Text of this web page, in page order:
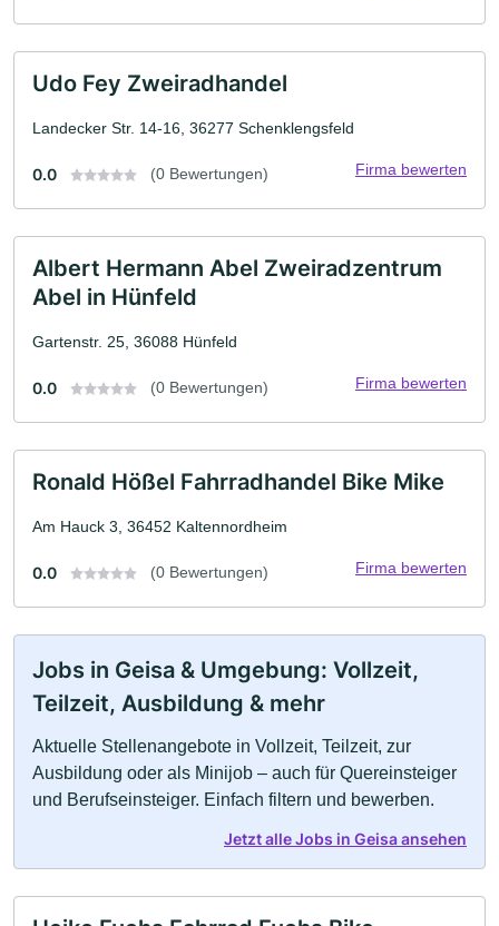
Udo Fey Zweiradhandel
Landecker Str. 14-16, 36277 Schenklengsfeld
0.0 (0 Bewertungen) Firma bewerten
Albert Hermann Abel Zweiradzentrum
Abel in Hünfeld
Gartenstr. 25, 36088 Hünfeld
0.0 (0 Bewertungen) Firma bewerten
Ronald Hößel Fahrradhandel Bike Mike
Am Hauck 3, 36452 Kaltennordheim
0.0 (0 Bewertungen) Firma bewerten
Jobs in Geisa & Umgebung: Vollzeit,
Teilzeit, Ausbildung & mehr
Aktuelle Stellenangebote in Vollzeit, Teilzeit, zur
Ausbildung oder als Minijob – auch für Quereinsteiger
und Berufseinsteiger. Einfach filtern und bewerben.
Jetzt alle Jobs in Geisa ansehen